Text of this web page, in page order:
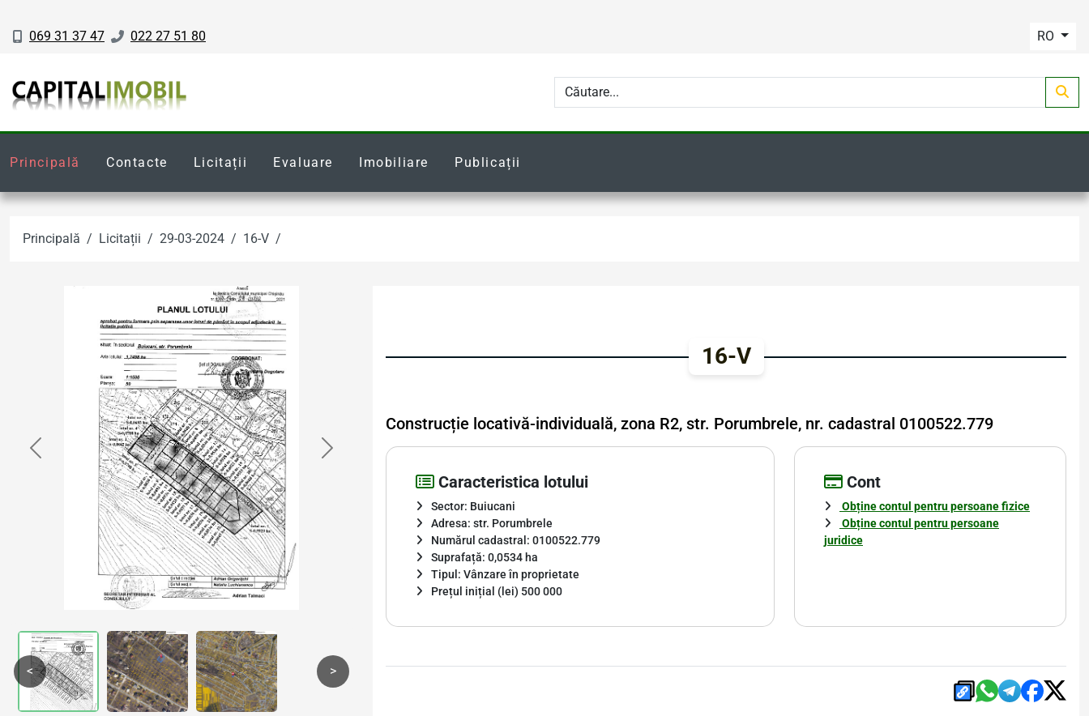
069 31 37 47 022 27 51 80 RO
Principală Contacte Licitații Evaluare Imobiliare Publicații
Principală Licitații 29-03-2024 16-V
Previous Next
< >
16-V
Construcție locativă-individuală, zona R2, str. Porumbrele, nr. cadastral 0100522.779
Caracteristica lotului
Sector: Buiucani
Adresa: str. Porumbrele
Numărul cadastral: 0100522.779
Suprafață: 0,0534 ha
Tipul: Vânzare în proprietate
Prețul inițial (lei) 500 000
Cont
Obține contul pentru persoane fizice
Obține contul pentru persoane
juridice